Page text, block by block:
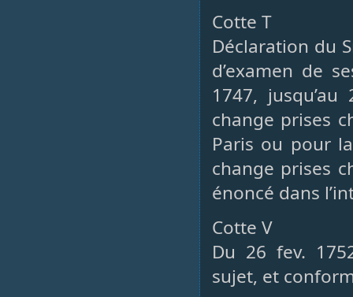
Cotte T
Déclaration du
d’examen de
1747,
change prises
Paris ou pour
change prises
énoncé dans
Cotte V
Du 26 fev.
sujet, et